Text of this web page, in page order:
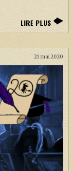
LIRE PLUS
21 mai 2020